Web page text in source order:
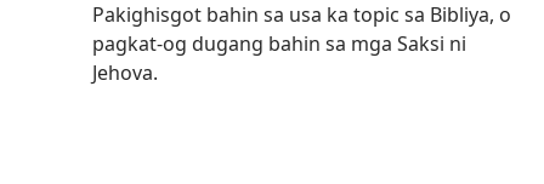
Pakighisgot bahin sa usa ka topic sa Bibliya, o
pagkat-og dugang bahin sa mga Saksi ni
Jehova.